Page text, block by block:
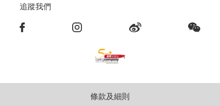
追蹤我們
條款及細則